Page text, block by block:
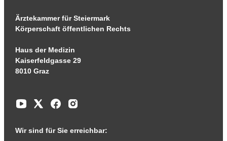
Ärztekammer für Steiermark
Körperschaft öffentlichen Rechts
Haus der Medizin
Kaiserfeldgasse 29
8010 Graz
Wir sind für Sie erreichbar: